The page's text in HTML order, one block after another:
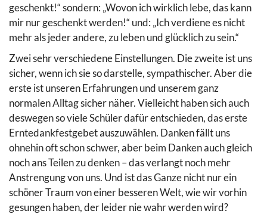
geschenkt!“ sondern: „Wovon ich wirklich lebe, das kann
mir nur geschenkt werden!“ und: „Ich verdiene es nicht
mehr als jeder andere, zu leben und glücklich zu sein.“
Zwei sehr verschiedene Einstellungen. Die zweite ist uns
sicher, wenn ich sie so darstelle, sympathischer. Aber die
erste ist unseren Erfahrungen und unserem ganz
normalen Alltag sicher näher. Vielleicht haben sich auch
deswegen so viele Schüler dafür entschieden, das erste
Erntedankfestgebet auszuwählen. Danken fällt uns
ohnehin oft schon schwer, aber beim Danken auch gleich
noch ans Teilen zu denken – das verlangt noch mehr
Anstrengung von uns. Und ist das Ganze nicht nur ein
schöner Traum von einer besseren Welt, wie wir vorhin
gesungen haben, der leider nie wahr werden wird?